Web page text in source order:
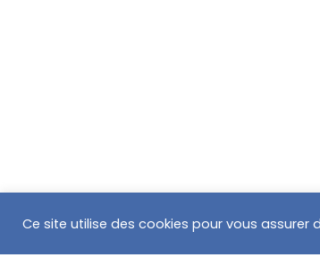
Ce site utilise des cookies pour vous assurer